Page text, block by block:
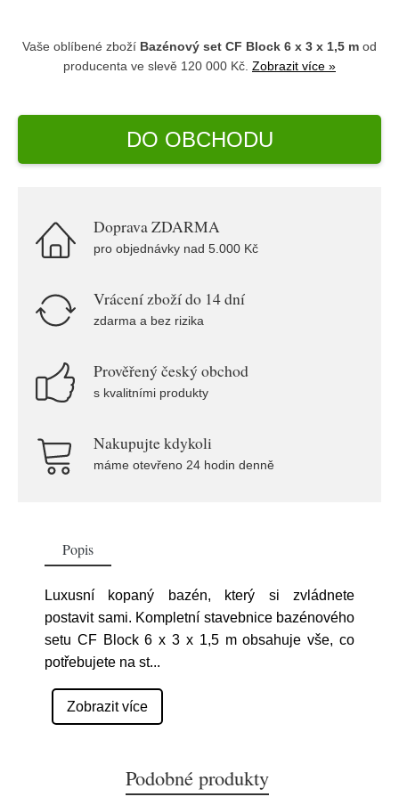
Vaše oblíbené zboží Bazénový set CF Block 6 x 3 x 1,5 m od
producenta ve slevě 120 000 Kč. Zobrazit více »
DO OBCHODU
Doprava ZDARMA
pro objednávky nad 5.000 Kč
Vrácení zboží do 14 dní
zdarma a bez rizika
Prověřený český obchod
s kvalitními produkty
Nakupujte kdykoli
máme otevřeno 24 hodin denně
Popis
Luxusní kopaný bazén, který si zvládnete
postavit sami. Kompletní stavebnice bazénového
setu CF Block 6 x 3 x 1,5 m obsahuje vše, co
potřebujete na st...
Zobrazit více
Podobné produkty